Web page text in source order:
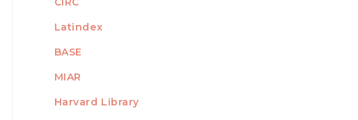
Latindex
BASE
MIAR
Harvard Library